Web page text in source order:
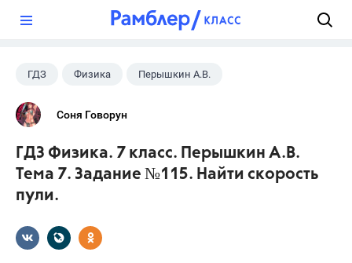
ГДЗ Физика Перышкин А.В.
Школа
Соня Говорун
ГДЗ Физика. 7 класс. Перышкин А.В.
Тема 7. Задание №115. Найти скорость
пули.